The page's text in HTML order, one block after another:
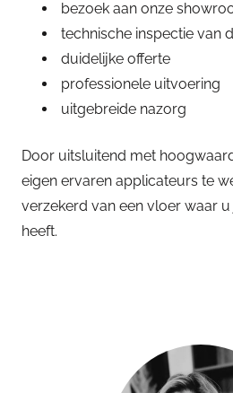
bezoek aan onze
technische inspectie van
duidelijke offerte
professionele uitvoering
uitgebreide nazorg
Door uitsluitend met
eigen ervaren applicateurs te
verzekerd van een vloer waar
heeft.